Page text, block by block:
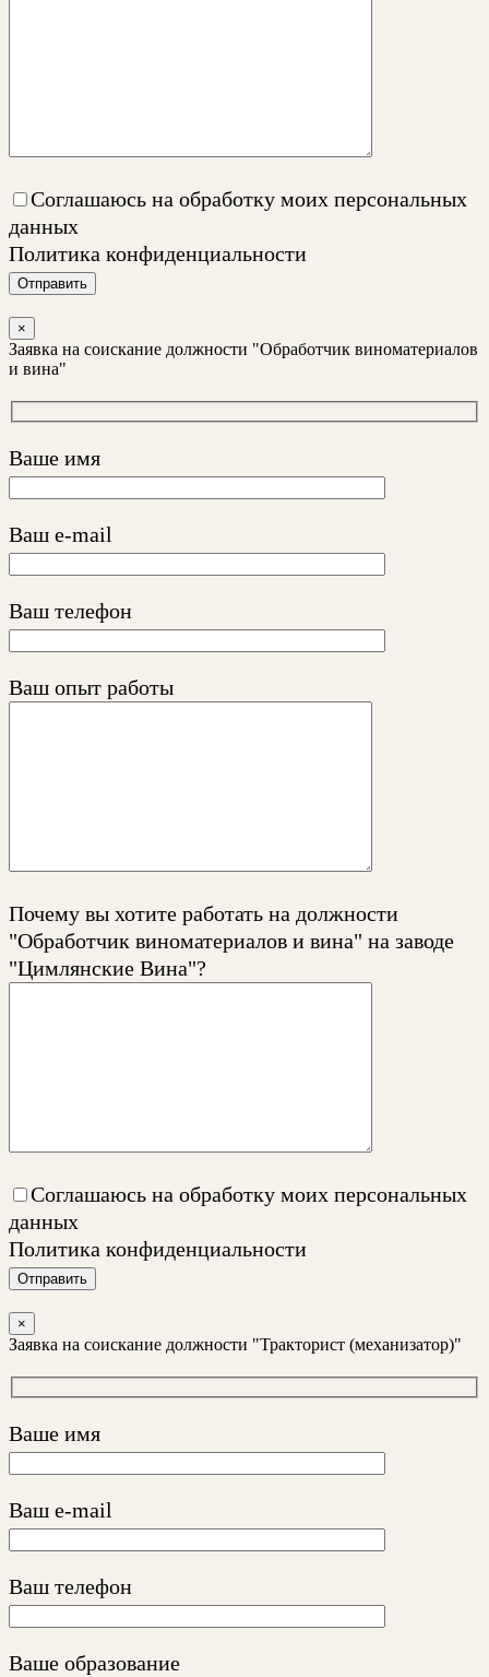
Соглашаюсь на обработку моих персональных
данных
Политика конфиденциальности
Отправить
×
Заявка на соискание должности "Обработчик виноматериалов
и вина"
Ваше имя
Ваш e-mail
Ваш телефон
Ваш опыт работы
Почему вы хотите работать на должности
"Обработчик виноматериалов и вина" на заводе
"Цимлянские Вина"?
Соглашаюсь на обработку моих персональных
данных
Политика конфиденциальности
Отправить
×
Заявка на соискание должности "Тракторист (механизатор)"
Ваше имя
Ваш e-mail
Ваш телефон
Ваше образование